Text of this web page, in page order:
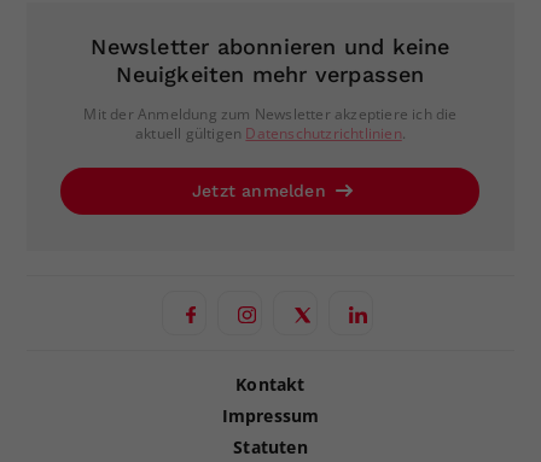
Newsletter abonnieren und keine
Neuigkeiten mehr verpassen
Mit der Anmeldung zum Newsletter akzeptiere ich die
aktuell gültigen Datenschutzrichtlinien.
Jetzt anmelden
Kontakt
Impressum
Statuten